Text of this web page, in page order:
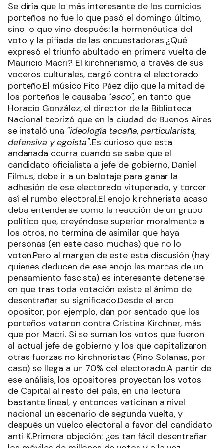
Se diría que lo más interesante de los comicios
porteños no fue lo que pasó el domingo último,
sino lo que vino después: la hermenéutica del
voto y la pifiada de las encuestadoras.¿Qué
expresó el triunfo abultado en primera vuelta de
Mauricio Macri? El kirchnerismo, a través de sus
voceros culturales, cargó contra el electorado
porteño.El músico Fito Páez dijo que la mitad de
los porteños le causaba "asco", en tanto que
Horacio González, el director de la Biblioteca
Nacional teorizó que en la ciudad de Buenos Aires
se instaló una "ideología tacaña, particularista,
defensiva y egoísta".Es curioso que esta
andanada ocurra cuando se sabe que el
candidato oficialista a jefe de gobierno, Daniel
Filmus, debe ir a un balotaje para ganar la
adhesión de ese electorado vituperado, y torcer
así el rumbo electoral.El enojo kirchnerista acaso
deba entenderse como la reacción de un grupo
político que, creyéndose superior moralmente a
los otros, no termina de asimilar que haya
personas (en este caso muchas) que no lo
voten.Pero al margen de este esta discusión (hay
quienes deducen de ese enojo las marcas de un
pensamiento fascista) es interesante detenerse
en que tras toda votación existe el ánimo de
desentrañar su significado.Desde el arco
opositor, por ejemplo, dan por sentado que los
porteños votaron contra Cristina Kirchner, más
que por Macri. Si se suman los votos que fueron
al actual jefe de gobierno y los que capitalizaron
otras fuerzas no kirchneristas (Pino Solanas, por
caso) se llega a un 70% del electorado.A partir de
ese análisis, los opositores proyectan los votos
de Capital al resto del país, en una lectura
bastante lineal, y entonces vaticinan a nivel
nacional un escenario de segunda vuelta, y
después un vuelco electoral a favor del candidato
anti K.Primera objeción: ¿es tan fácil desentrañar